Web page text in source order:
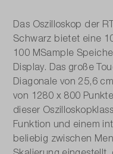
Type d'écran:
1280 x 800, écran
Types de
Déclenchement de
sensibilité mode
Déclenchement de
Vidéo, Pattern, Runt,
Das Oszilloskop der
Schwarz bietet eine
100 MSample
Display. Das große
Diagonale von 25,6
von 1280 x 800
dieser
Funktion und einem
beliebig zwischen